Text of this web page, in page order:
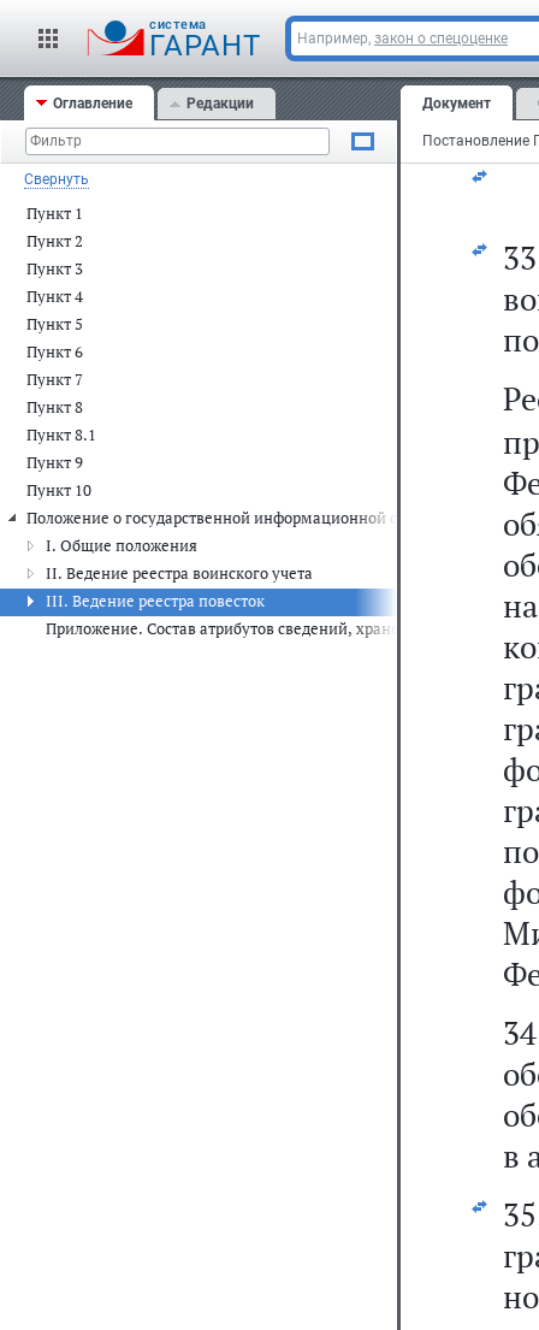
cистема
ГАРАНТ Например, закон о спецоценке
Оглавление Редакции
Свернуть
Пункт 1
Пункт 2
Пункт 3
Пункт 4
Пункт 5
Пункт 6
Пункт 7
Пункт 8
Пункт 8.1
Пункт 9
Пункт 10
Положение о государственной информационной системе "Единый
I. Общие положения
II. Ведение реестра воинского учета
III. Ведение реестра повесток
Приложение. Состав атрибутов сведений, хранение которых
Документ
в